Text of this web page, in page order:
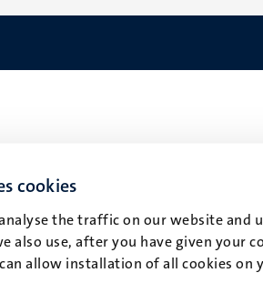
cookies
the traffic on our website
also use, after you have given your
allow installation of all cookies